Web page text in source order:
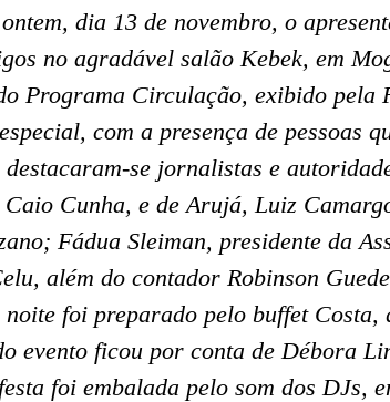
dia 13 de novembro, o
no agradável salão Kebek, em
Programa Circulação, exibido pela
com a presença de pessoas
se jornalistas e
Caio Cunha, e de Arujá, Luiz
Fádua Sleiman, presidente da
além do contador Robinson
foi preparado pelo buffet Costa,
evento ficou por conta de Débora
foi embalada pelo som dos DJs,